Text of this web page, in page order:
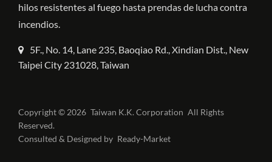
hilos resistentes al fuego hasta prendas de lucha contra
incendios.
5F., No. 14, Lane 235, Baoqiao Rd., Xindian Dist., New
Taipei City 231028, Taiwan
Copyright © 2026 Taiwan K.K. Corporation All Rights
Reserved.
Consulted & Designed by Ready-Market